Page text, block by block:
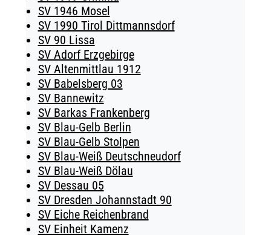
SV 1946 Mosel
SV 1990 Tirol Dittmannsdorf
SV 90 Lissa
SV Adorf Erzgebirge
SV Altenmittlau 1912
SV Babelsberg 03
SV Bannewitz
SV Barkas Frankenberg
SV Blau-Gelb Berlin
SV Blau-Gelb Stolpen
SV Blau-Weiß Deutschneudorf
SV Blau-Weiß Dölau
SV Dessau 05
SV Dresden Johannstadt 90
SV Eiche Reichenbrand
SV Einheit Kamenz